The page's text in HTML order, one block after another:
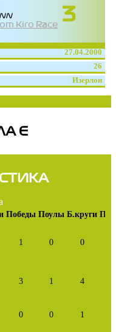
Kiro Race
3
27.04.2000
26
Изерлон
Е
Победы Поулы Б.круги
1 0 0
3 1 4
0 0 1